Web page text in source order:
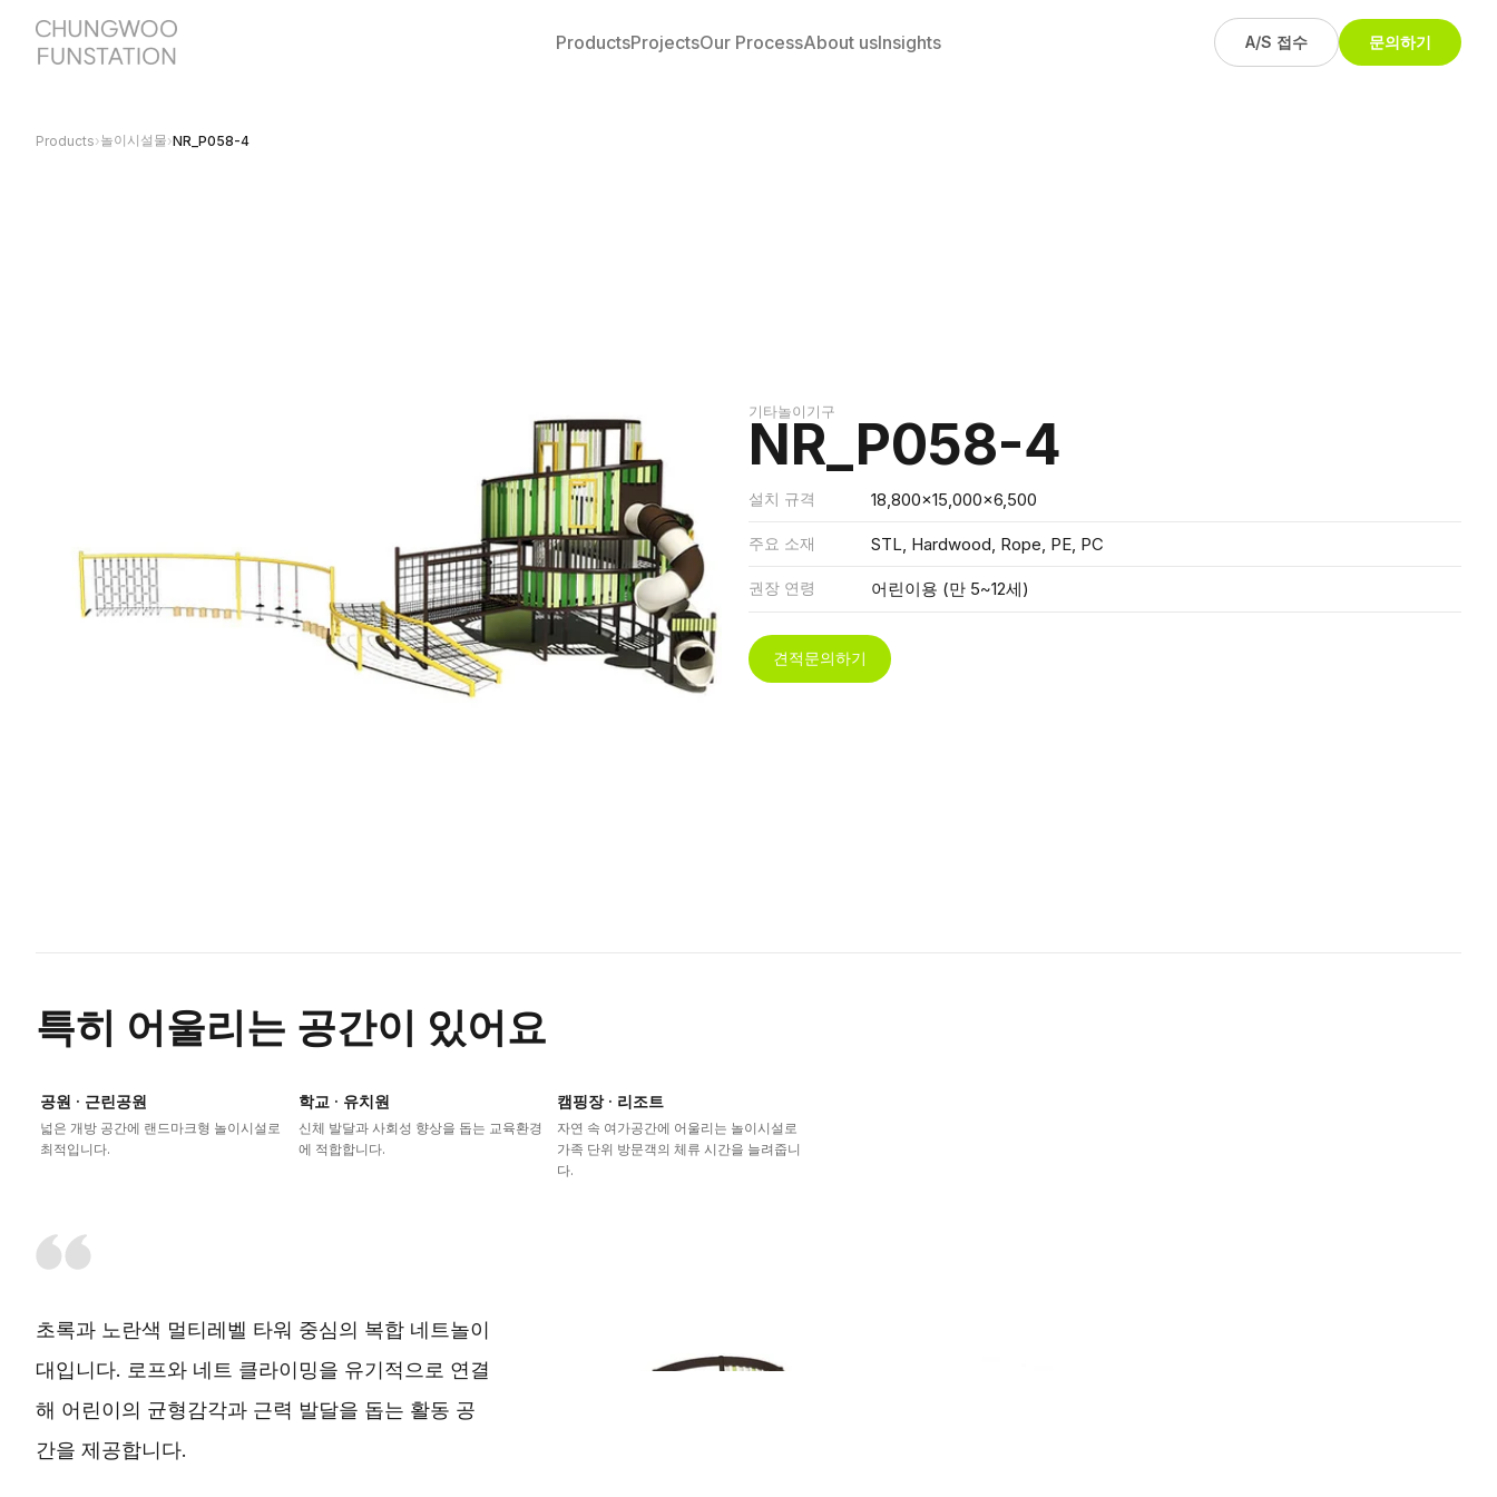
ProductsProjectsOur ProcessAbout usInsights A/S 접수 문의하기
Products›놀이시설물›NR_P058-4
기타놀이기구
NR_P058-4
설치 규격 18,800x15,000x6,500
주요 소재 STL, Hardwood, Rope, PE, PC
권장 연령 어린이용 (만 5~12세)
견적문의하기
특히 어울리는 공간이 있어요
공원 · 근린공원
넓은 개방 공간에 랜드마크형 놀이시설로
최적입니다.
학교 · 유치원
신체 발달과 사회성 향상을 돕는 교육환경
에 적합합니다.
캠핑장 · 리조트
자연 속 여가공간에 어울리는 놀이시설로
가족 단위 방문객의 체류 시간을 늘려줍니
다.
초록과 노란색 멀티레벨 타워 중심의 복합 네트놀이
대입니다. 로프와 네트 클라이밍을 유기적으로 연결
해 어린이의 균형감각과 근력 발달을 돕는 활동 공
간을 제공합니다.